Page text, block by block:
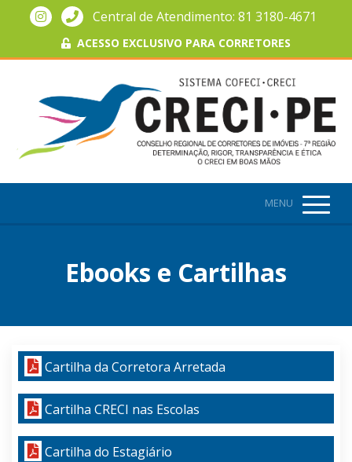
Central de Atendimento: 81 3180-4671
ACESSO EXCLUSIVO PARA CORRETORES
MENU
Ebooks e Cartilhas
Cartilha da Corretora Arretada
Cartilha CRECI nas Escolas
Cartilha do Estagiário